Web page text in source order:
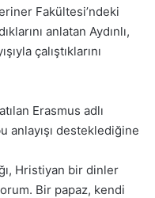
Fakültesi’ndeki
anlatan Aydınlı,
çalıştıklarını
Erasmus adlı
anlayışı desteklediğine
Hristiyan bir dinler
Bir papaz, kendi